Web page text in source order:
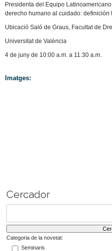
Presidenta del Equipo
derecho humano al cuidado: definición
Ubicació Saló de Graus, Facultat de
Universitat de València
4 de juny de 10:00 a.m. a 11:30 a.m.
Imatges:
Cercador
Categoria de la novetat:
Seminaris